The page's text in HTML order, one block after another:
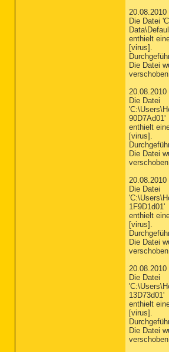
Die Datei
enthielt
[virus].
Die Datei
Die Datei
90D7Ad01'
enthielt
[virus].
Die Datei
Die Datei
1F9D1d01'
enthielt
[virus].
Die Datei
Die Datei
13D73d01'
enthielt
[virus].
Die Datei